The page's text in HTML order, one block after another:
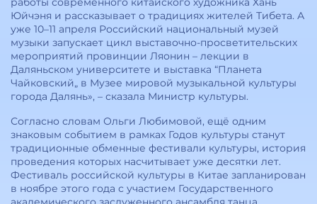
Юйчэня и рассказывает о традициях жителей Тибета. А
уже 10–11 апреля Российский национальный музей
музыки запускает цикл выставочно-просветительских
мероприятий провинции Ляонин – лекции в
Даляньском университете и выставка “Планета
Чайковский„ в Музее мировой музыкальной культуры
города Далянь», – сказала Министр культуры.
Согласно словам Ольги Любимовой, ещё одним
знаковым событием в рамках Годов культуры станут
традиционные обменные фестивали культуры, история
проведения которых насчитывает уже десятки лет.
Фестиваль российской культуры в Китае запланирован
в ноябре этого года с участием Государственного